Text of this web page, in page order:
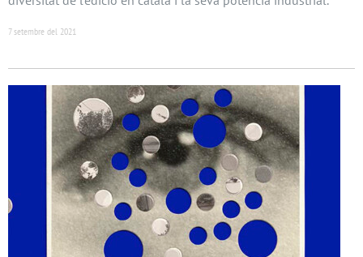
7 setembre del 2021